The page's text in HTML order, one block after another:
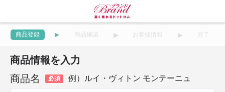
商品登録 商品確認 お客様情報 完了
商品情報を入力
商品名
必須 例）ルイ・ヴィトン モンテーニュ